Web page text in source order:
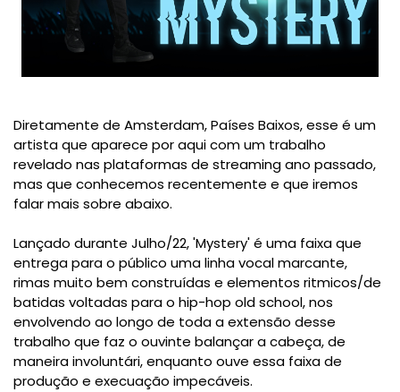
Diretamente de Amsterdam, Países Baixos, esse é um
artista que aparece por aqui com um trabalho
revelado nas plataformas de streaming ano passado,
mas que conhecemos recentemente e que iremos
falar mais sobre abaixo.
Lançado durante Julho/22, 'Mystery' é uma faixa que
entrega para o público uma linha vocal marcante,
rimas muito bem construídas e elementos ritmicos/de
batidas voltadas para o hip-hop old school, nos
envolvendo ao longo de toda a extensão desse
trabalho que faz o ouvinte balançar a cabeça, de
maneira involuntári, enquanto ouve essa faixa de
produção e execuação impecáveis.